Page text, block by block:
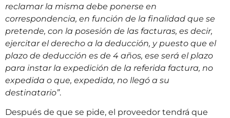
reclamar la misma debe ponerse en
correspondencia, en función de la finalidad que se
pretende, con la posesión de las facturas, es decir,
ejercitar el derecho a la deducción, y puesto que el
plazo de deducción es de 4 años, ese será el plazo
para instar la expedición de la referida factura, no
expedida o que, expedida, no llegó a su
destinatario”.
Después de que se pide, el proveedor tendrá que